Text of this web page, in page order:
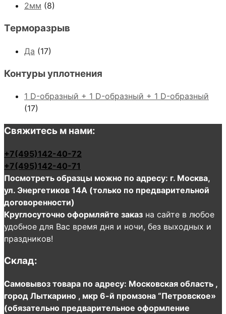
2мм (8)
Терморазрыв
Да (17)
Контуры уплотнения
1 D-образный + 1 D-образный + 1 D-образный
(17)
Свяжитесь м нами:
+7(495)142-40-72
+7(495)142-40-71
Посмотреть образцы можно по адресу: г. Москва,
ул. Энергетиков 14А (только по предварительной
договоренности)
Круглосуточно оформляйте заказ на сайте в любое
удобное для Вас время дня и ночи, без выходных и
праздников!
Склад:
Самовывоз товара по адресу: Московская область ,
город Лыткарино , мкр 6-й промзона “Петровское»
(обязательно предварительное оформление